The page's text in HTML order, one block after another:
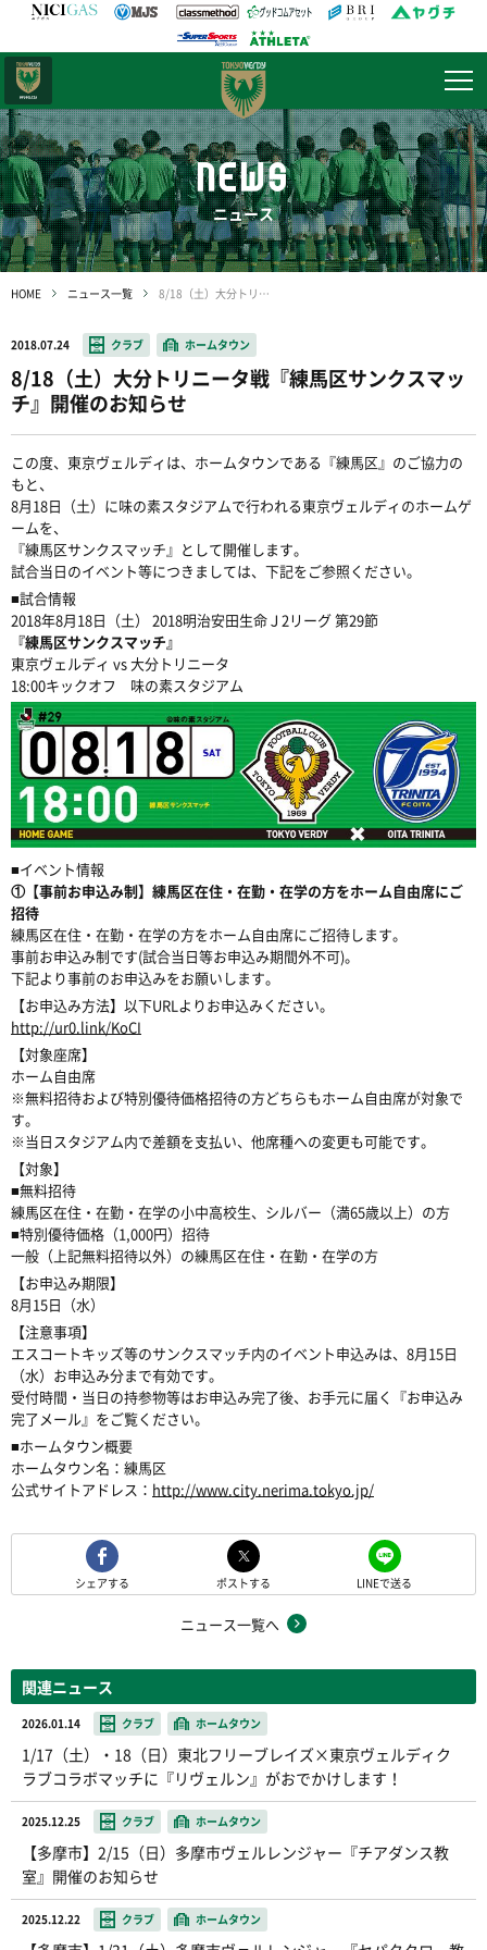
NEWS
ニュース
HOME ニュース一覧 8/18（土）大分トリニータ戦『練馬区サンクスマッチ』開催のお知らせ
2018.07.24 クラブ ホームタウン
8/18（土）大分トリニータ戦『練馬区サンクスマッ
チ』開催のお知らせ
この度、東京ヴェルディは、ホームタウンである『練馬区』のご協力の
もと、
8月18日（土）に味の素スタジアムで行われる東京ヴェルディのホームゲ
ームを、
『練馬区サンクスマッチ』として開催します。
試合当日のイベント等につきましては、下記をご参照ください。
■試合情報
2018年8月18日（土） 2018明治安田生命Ｊ2リーグ 第29節
『練馬区サンクスマッチ』
東京ヴェルディ vs 大分トリニータ
18:00キックオフ 味の素スタジアム
■イベント情報
①【事前お申込み制】練馬区在住・在勤・在学の方をホーム自由席にご
招待
練馬区在住・在勤・在学の方をホーム自由席にご招待します。
事前お申込み制です(試合当日等お申込み期間外不可)。
下記より事前のお申込みをお願いします。
【お申込み方法】以下URLよりお申込みください。
http://ur0.link/KoCI
【対象座席】
ホーム自由席
※無料招待および特別優待価格招待の方どちらもホーム自由席が対象で
す。
※当日スタジアム内で差額を支払い、他席種への変更も可能です。
【対象】
■無料招待
練馬区在住・在勤・在学の小中高校生、シルバー（満65歳以上）の方
■特別優待価格（1,000円）招待
一般（上記無料招待以外）の練馬区在住・在勤・在学の方
【お申込み期限】
8月15日（水）
【注意事項】
エスコートキッズ等のサンクスマッチ内のイベント申込みは、8月15日
（水）お申込み分まで有効です。
受付時間・当日の持参物等はお申込み完了後、お手元に届く『お申込み
完了メール』をご覧ください。
■ホームタウン概要
ホームタウン名：練馬区
公式サイトアドレス： http://www.city.nerima.tokyo.jp/
シェアする ポストする LINEで送る
ニュース一覧へ
関連ニュース
2026.01.14 クラブ ホームタウン
1/17（土）・18（日）東北フリーブレイズ×東京ヴェルディク
ラブコラボマッチに『リヴェルン』がおでかけします！
2025.12.25 クラブ ホームタウン
【多摩市】2/15（日）多摩市ヴェルレンジャー『チアダンス教
室』開催のお知らせ
2025.12.22 クラブ ホームタウン